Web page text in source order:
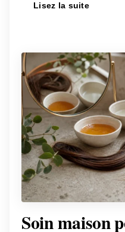
Lisez la suite
Soin maison